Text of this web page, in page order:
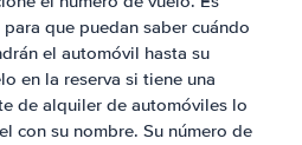
que puedan saber cuándo
el automóvil hasta su
en la reserva si tiene una
de alquiler de automóviles lo
con su nombre. Su número de